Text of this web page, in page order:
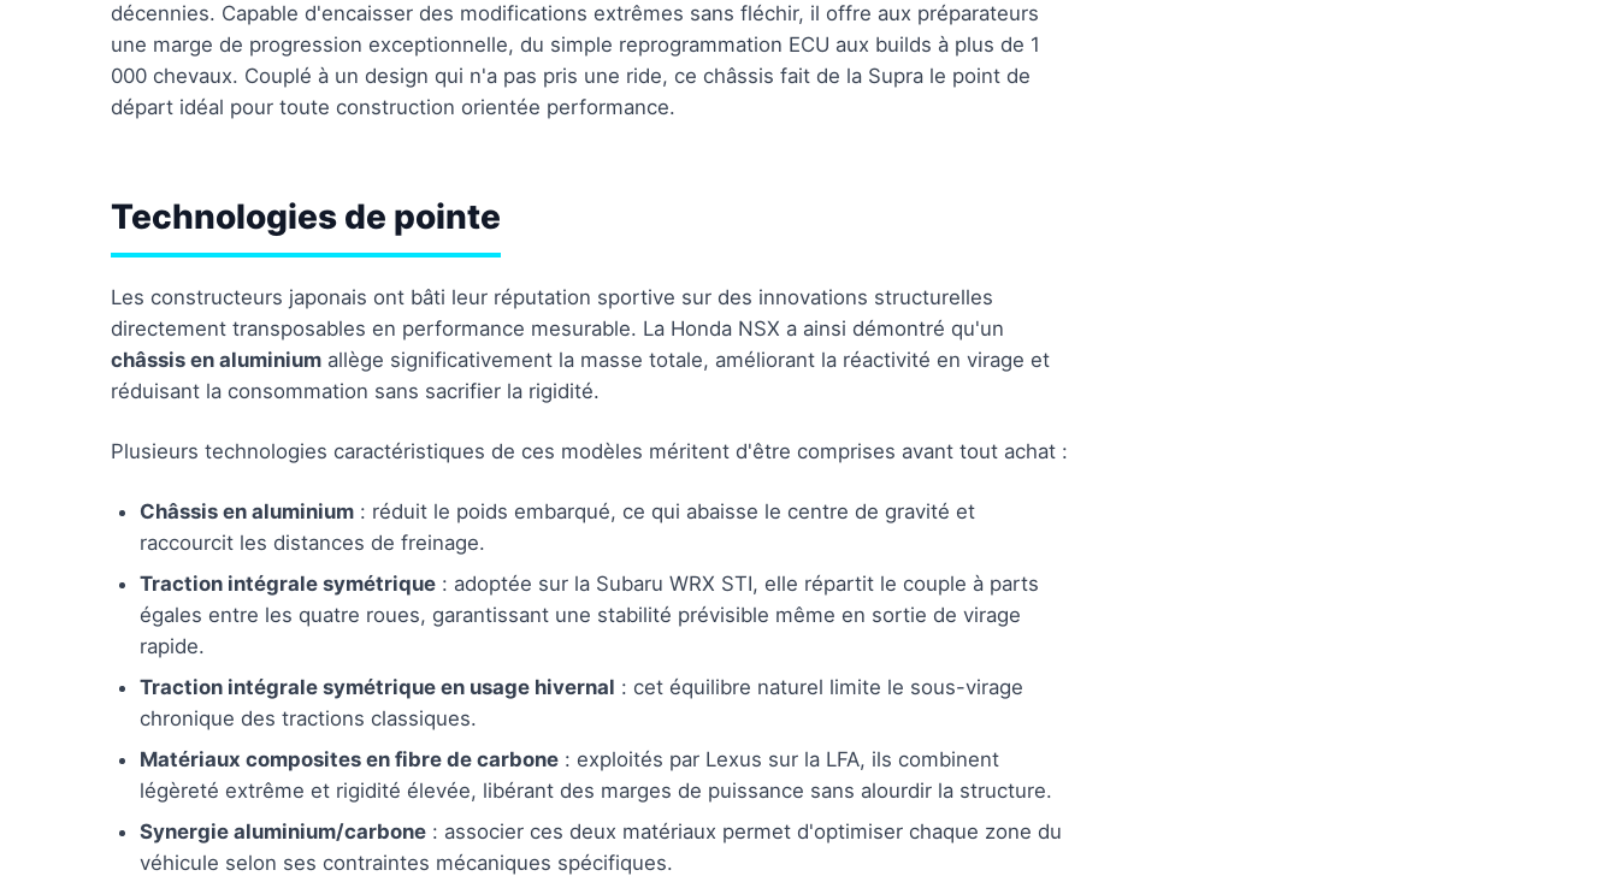
décennies. Capable d'encaisser des modifications extrêmes sans fléchir, il offre aux préparateurs
une marge de progression exceptionnelle, du simple reprogrammation ECU aux builds à plus de 1
000 chevaux. Couplé à un design qui n'a pas pris une ride, ce châssis fait de la Supra le point de
départ idéal pour toute construction orientée performance.
Technologies de pointe
Les constructeurs japonais ont bâti leur réputation sportive sur des innovations structurelles
directement transposables en performance mesurable. La Honda NSX a ainsi démontré qu'un
châssis en aluminium allège significativement la masse totale, améliorant la réactivité en virage et
réduisant la consommation sans sacrifier la rigidité.
Plusieurs technologies caractéristiques de ces modèles méritent d'être comprises avant tout achat :
Châssis en aluminium : réduit le poids embarqué, ce qui abaisse le centre de gravité et
raccourcit les distances de freinage.
Traction intégrale symétrique : adoptée sur la Subaru WRX STI, elle répartit le couple à parts
égales entre les quatre roues, garantissant une stabilité prévisible même en sortie de virage
rapide.
Traction intégrale symétrique en usage hivernal : cet équilibre naturel limite le sous-virage
chronique des tractions classiques.
Matériaux composites en fibre de carbone : exploités par Lexus sur la LFA, ils combinent
légèreté extrême et rigidité élevée, libérant des marges de puissance sans alourdir la structure.
Synergie aluminium/carbone : associer ces deux matériaux permet d'optimiser chaque zone du
véhicule selon ses contraintes mécaniques spécifiques.